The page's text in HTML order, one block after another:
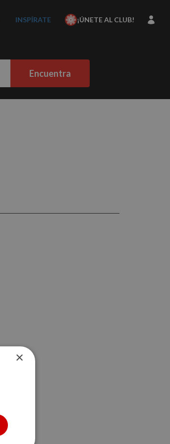
INSPÍRATE ¡ÚNETE AL CLUB!
Encuentra
×